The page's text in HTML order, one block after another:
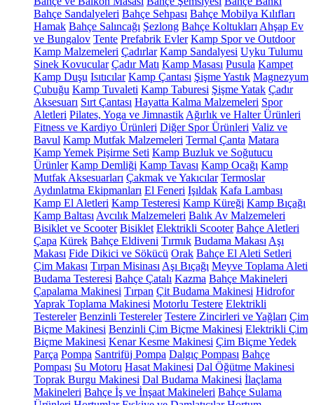
Bahçe Sandalyeleri Bahçe Sehpası Bahçe Mobilya Kılıfları
Hamak Bahçe Salıncağı Şezlong Bahçe Koltukları Ahşap Ev
ve Bungalov Tente Prefabrik Evler Kamp Spor ve Outdoor
Kamp Malzemeleri Çadırlar Kamp Sandalyesi Uyku Tulumu
Sinek Kovucular Çadır Matı Kamp Masası Pusula Kampet
Kamp Duşu Isıtıcılar Kamp Çantası Şişme Yastık Magnezyum
Çubuğu Kamp Tuvaleti Kamp Taburesi Şişme Yatak Çadır
Aksesuarı Sırt Çantası Hayatta Kalma Malzemeleri Spor
Aletleri Pilates, Yoga ve Jimnastik Ağırlık ve Halter Ürünleri
Fitness ve Kardiyo Ürünleri Diğer Spor Ürünleri Valiz ve
Bavul Kamp Mutfak Malzemeleri Termal Çanta Matara
Kamp Yemek Pişirme Seti Kamp Buzluk ve Soğutucu
Ürünler Kamp Demliği Kamp Tavası Kamp Ocağı Kamp
Mutfak Aksesuarları Çakmak ve Yakıcılar Termoslar
Aydınlatma Ekipmanları El Feneri Işıldak Kafa Lambası
Kamp El Aletleri Kamp Testeresi Kamp Küreği Kamp Bıçağı
Kamp Baltası Avcılık Malzemeleri Balık Av Malzemeleri
Bisiklet ve Scooter Bisiklet Elektrikli Scooter Bahçe Aletleri
Çapa Kürek Bahçe Eldiveni Tırmık Budama Makası Aşı
Makası Fide Dikici ve Sökücü Orak Bahçe El Aleti Setleri
Çim Makası Tırpan Misinası Aşı Bıçağı Meyve Toplama Aleti
Budama Testeresi Bahçe Çatalı Kazma Bahçe Makineleri
Çapalama Makinesi Tırpan Çit Budama Makinesi Hidrofor
Yaprak Toplama Makinesi Motorlu Testere Elektrikli
Testereler Benzinli Testereler Testere Zincirleri ve Yağları Çim
Biçme Makinesi Benzinli Çim Biçme Makinesi Elektrikli Çim
Biçme Makinesi Kenar Kesme Makinesi Çim Biçme Yedek
Parça Pompa Santrifüj Pompa Dalgıç Pompası Bahçe
Pompası Su Motoru Hasat Makinesi Dal Öğütme Makinesi
Toprak Burgu Makinesi Dal Budama Makinesi İlaçlama
Makineleri Bahçe İş ve İnşaat Makineleri Bahçe Sulama